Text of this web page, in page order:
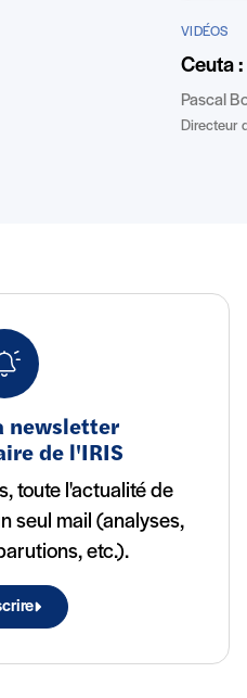
VIDÉOS
Ceuta
Pascal
Directeur
newsletter
de l'IRIS
toute l'actualité de
seul mail (analyses,
etc.).